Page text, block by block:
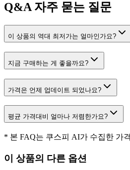
Q&A자주 묻는 질문
이 상품의 역대 최저가는 얼마인가요?
지금 구매하는 게 좋을까요?
가격은 언제 업데이트 되었나요?
평균 가격대비 얼마나 저렴한가요?
* 본 FAQ는 쿠스피 AI가 수집한 가
이 상품의 다른 옵션